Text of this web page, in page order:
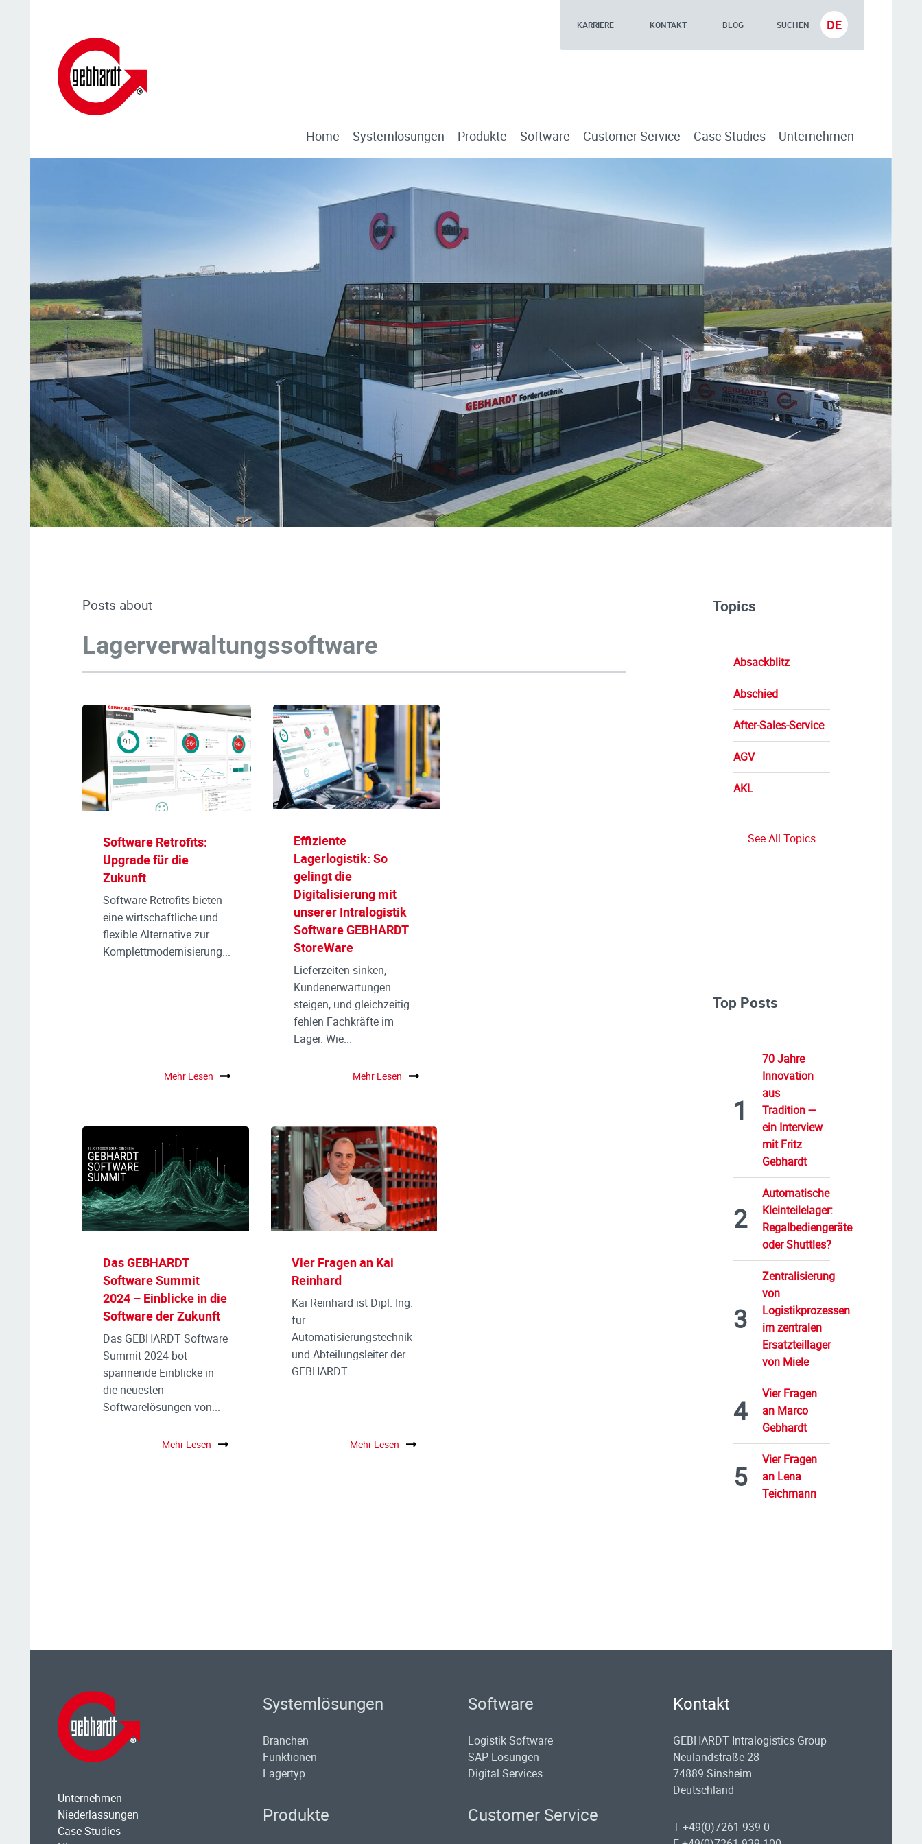
KARRIERE KONTAKT BLOG SUCHEN DE
Home Systemlösungen Produkte Software Customer Service Case Studies Unternehmen
Posts about
Lagerverwaltungssoftware
Software Retrofits:
Upgrade für die
Zukunft
Software-Retrofits bieten
eine wirtschaftliche und
flexible Alternative zur
Komplettmodernisierung...
Mehr Lesen
Effiziente
Lagerlogistik: So
gelingt die
Digitalisierung mit
unserer Intralogistik
Software GEBHARDT
StoreWare
Lieferzeiten sinken,
Kundenerwartungen
steigen, und gleichzeitig
fehlen Fachkräfte im
Lager. Wie...
Mehr Lesen
Das GEBHARDT
Software Summit
2024 – Einblicke in die
Software der Zukunft
Das GEBHARDT Software
Summit 2024 bot
spannende Einblicke in
die neuesten
Softwarelösungen von...
Mehr Lesen
Vier Fragen an Kai
Reinhard
Kai Reinhard ist Dipl. Ing.
für
Automatisierungstechnik
und Abteilungsleiter der
GEBHARDT...
Mehr Lesen
Topics
Absackblitz
Abschied
After-Sales-Service
AGV
AKL
See All Topics
Top Posts
70 Jahre
Innovation
aus
Tradition —
ein Interview
mit Fritz
Gebhardt
Automatische
Kleinteilelager:
Regalbediengeräte
oder Shuttles?
Zentralisierung
von
Logistikprozessen
im zentralen
Ersatzteillager
von Miele
Vier Fragen
an Marco
Gebhardt
Vier Fragen
an Lena
Teichmann
Unternehmen
Niederlassungen
Case Studies
Systemlösungen
Branchen
Funktionen
Lagertyp
Produkte
Software
Logistik Software
SAP-Lösungen
Digital Services
Customer Service
Kontakt
GEBHARDT Intralogistics Group
Neulandstraße 28
74889 Sinsheim
Deutschland
T +49(0)7261-939-0